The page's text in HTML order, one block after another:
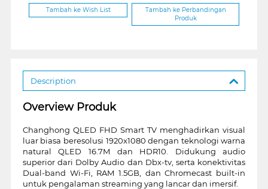
Tambah ke Wish List
Tambah ke Perbandingan
Produk
Description
Overview Produk
Changhong QLED FHD Smart TV menghadirkan visual
luar biasa beresolusi 1920x1080 dengan teknologi warna
natural QLED 16.7M dan HDR10. Didukung audio
superior dari Dolby Audio dan Dbx-tv, serta konektivitas
Dual-band Wi-Fi, RAM 1.5GB, dan Chromecast built-in
untuk pengalaman streaming yang lancar dan imersif.